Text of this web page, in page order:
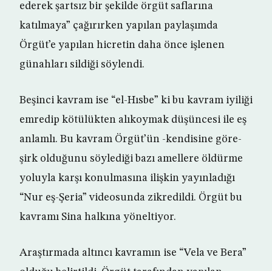
ederek şartsız bir şekilde örgüt saflarına
katılmaya” çağırırken yapılan paylaşımda
Örgüt’e yapılan hicretin daha önce işlenen
günahları sildiği söylendi.
Beşinci kavram ise “el-Hısbe” ki bu kavram iyiliği
emredip kötülükten alıkoymak düşüncesi ile eş
anlamlı. Bu kavram Örgüt’ün -kendisine göre-
şirk olduğunu söylediği bazı amellere öldürme
yoluyla karşı konulmasına ilişkin yayınladığı
“Nur eş-Şeria” videosunda zikredildi. Örgüt bu
kavramı Sina halkına yöneltiyor.
Araştırmada altıncı kavramın ise “Vela ve Bera”